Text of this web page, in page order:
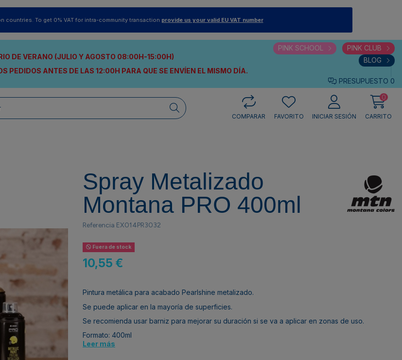
countries. To get 0% VAT for intra-community transaction provide us your valid EU VAT number
DE VERANO (JULIO Y AGOSTO 08:00H-15:00H)
PEDIDOS ANTES DE LAS 12:00H PARA QUE SE ENVÍEN EL MISMO DÍA.
PINK SCHOOL
PINK CLUB
BLOG
PRESUPUESTO 0
COMPARAR
FAVORITO INICIAR SESIÓN
0
CARRITO
Spray Metalizado
Montana PRO 400ml
Referencia EX014PR3032
Fuera de stock
10,55 €
Pintura metálica para acabado Pearlshine metalizado.
Se puede aplicar en la mayoría de superficies.
Se recomienda usar barniz para mejorar su duración si se va a aplicar en zonas de uso.
Formato: 400ml
Leer más